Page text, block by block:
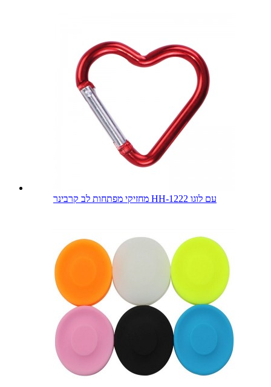
מחזיקי מפתחות לב קרבינר HH-1222 עם לוגו